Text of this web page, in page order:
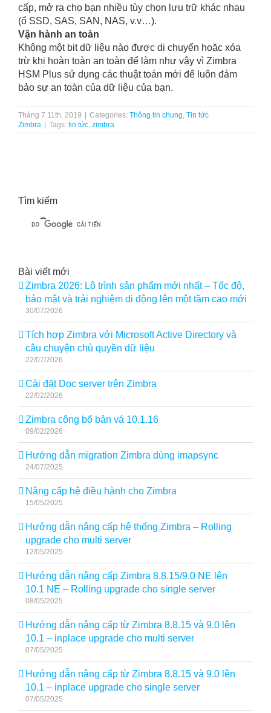
cấp, mở ra cho bạn nhiều tùy chọn lưu trữ khác nhau
(ổ SSD, SAS, SAN, NAS, v.v…).
Vận hành an toàn
Không một bit dữ liệu nào được di chuyển hoặc xóa
trừ khi hoàn toàn an toàn để làm như vậy vì Zimbra
HSM Plus sử dụng các thuật toán mới để luôn đảm
bảo sự an toàn của dữ liệu của bạn.
Tháng 7 11th, 2019 | Categories: Thông tin chung Tin tức
Zimbra | Tags: tin tức zimbra
Tìm kiếm
Bài viết mới
Zimbra 2026: Lộ trình sản phẩm mới nhất – Tốc độ,
bảo mật và trải nghiệm di động lên một tầm cao mới
30/07/2026
Tích hợp Zimbra với Microsoft Active Directory và
câu chuyện chủ quyền dữ liệu
22/07/2026
Cài đặt Doc server trên Zimbra
22/02/2026
Zimbra công bố bản vá 10.1.16
09/02/2026
Hướng dẫn migration Zimbra dùng imapsync
24/07/2025
Nâng cấp hệ điều hành cho Zimbra
15/05/2025
Hướng dẫn nâng cấp hệ thống Zimbra – Rolling
upgrade cho multi server
12/05/2025
Hướng dẫn nâng cấp Zimbra 8.8.15/9.0 NE lên
10.1 NE – Rolling upgrade cho single server
08/05/2025
Hướng dẫn nâng cấp từ Zimbra 8.8.15 và 9.0 lên
10.1 – inplace upgrade cho multi server
07/05/2025
Hướng dẫn nâng cấp từ Zimbra 8.8.15 và 9.0 lên
10.1 – inplace upgrade cho single server
07/05/2025